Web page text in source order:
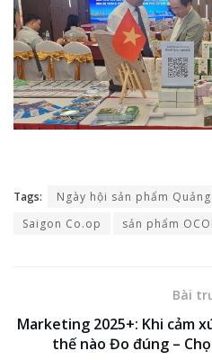
Tags:
Ngày hội sản phẩm
Saigon Co.op
sản phẩm
Bài
Marketing 2025+: Khi cảm
thế nào Đo đúng –